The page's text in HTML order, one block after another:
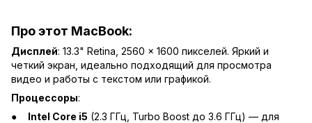
Про этот MacBook:
Дисплей: 13.3" Retina, 2560 x 1600 пикселей. Яркий и
четкий экран, идеально подходящий для просмотра
видео и работы с текстом или графикой.
Процессоры:
Intel Core i5 (2.3 ГГц, Turbo Boost до 3.6 ГГц) — для